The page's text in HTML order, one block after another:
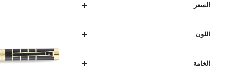
السعر
اللون
الخامة